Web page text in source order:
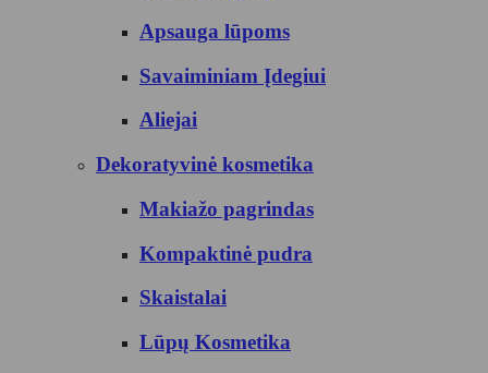
Apsauga lūpoms
Savaiminiam Įdegiui
Aliejai
Dekoratyvinė kosmetika
Makiažo pagrindas
Kompaktinė pudra
Skaistalai
Lūpų Kosmetika